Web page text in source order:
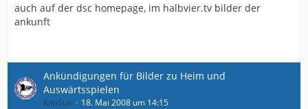
auch auf der dsc homepage, im halbvier.tv bilder der
ankunft
Ankündigungen für Bilder zu Heim und
Auswärtsspielen
KimSue 18. Mai 2008 um 14:15